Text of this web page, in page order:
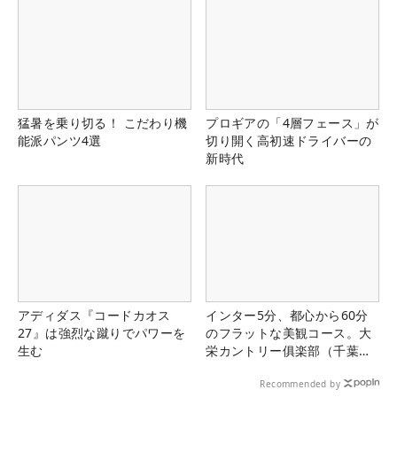
猛暑を乗り切る！ こだわり機
能派パンツ4選
プロギアの「4層フェース」が
切り開く高初速ドライバーの
新時代
アディダス『コードカオス
27』は強烈な蹴りでパワーを
生む
インター5分、都心から60分
のフラットな美観コース。大
栄カントリー俱楽部（千葉
Recommended by